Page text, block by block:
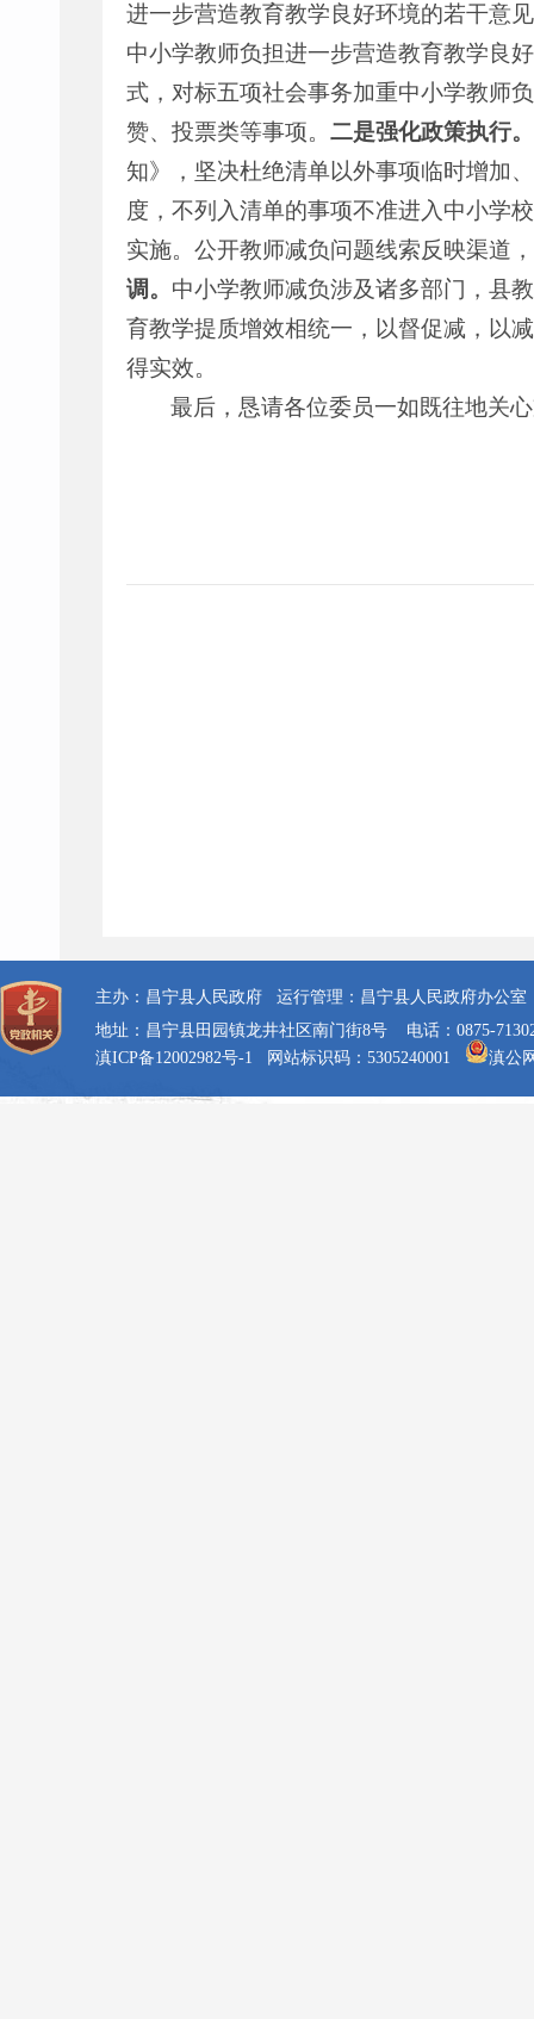
进一步营造教育教学良好环境的若干意
中小学教师负担进一步营造教育教学良
式，对标五项社会事务加重中小学教师
赞、投票类等事项。 二是强化政策执行。
知》，坚决杜绝清单以外事项临时增加
度，不列入清单的事项不准进入中小学
实施。公开教师减负问题线索反映渠道
调。 中小学教师减负涉及诸多部门，县
育教学提质增效相统一，以督促减，以
得实效。
最后，恳请各位委员一如既往地关